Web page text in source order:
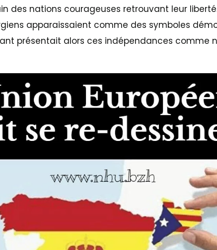
des nations courageuses retrouvant leur
apparaissaient comme des symboles
présentait alors ces indépendances comme